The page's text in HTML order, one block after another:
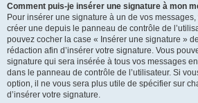
Comment puis-je insérer une signature à mon
Pour insérer une signature à un de vos
créer une depuis le panneau de contrôle de
pouvez cocher la case « Insérer une signature »
rédaction afin d’insérer votre signature. Vous
signature qui sera insérée à tous vos messages
dans le panneau de contrôle de l’utilisateur. Si
option, il ne vous sera plus utile de spécifier sur
d’insérer votre signature.